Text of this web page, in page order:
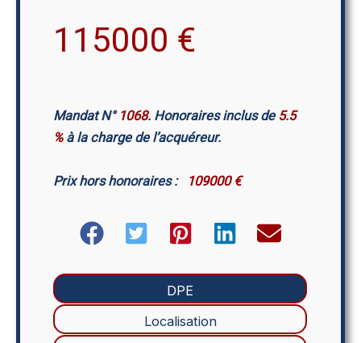
115000 €
Mandat N° 1068. Honoraires inclus de5.5
%à la charge de l’acquéreur.
Prix hors honoraires : 109000 €
DPE
Localisation